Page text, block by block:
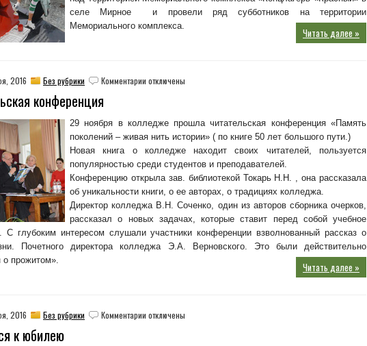
cеле Мирное и провели ряд субботников на территории
Мемориального комплекса.
Читать далее »
2016 Без рубрики Комментарии котключены
конференция
29 ноября в колледже прошла читательская конференция «Память
поколений – живая нить истории» ( по книге 50 лет большого пути.)
Новая книга о колледже находит своих читателей, пользуется
популярностью среди студентов и преподавателей.
Конференцию открыла зав. библиотекой Токарь Н.Н. , она рассказала
об уникальности книги, о ее авторах, о традициях колледжа.
Директор колледжа В.Н. Соченко, один из авторов сборника очерков,
рассказал о новых задачах, которые ставит перед собой учебное
С глубоким интересом слушали участники конференции взволнованный рассказ о
Почетного директора колледжа Э.А. Верновского. Это были действительно
о прожитом».
Читать далее »
2016 Без рубрики Комментарии котключены
к юбилею